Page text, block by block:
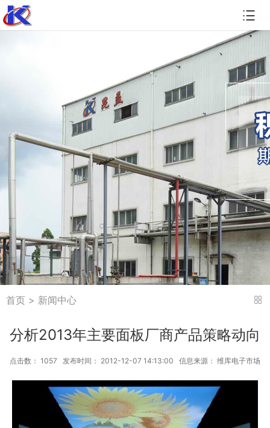
首页 > 新闻中心
分析2013年主要面板厂商产品策略动向
点击数： 1057 发布时间： 2012-12-07 14:13:00 信息来源： 维库电子市场